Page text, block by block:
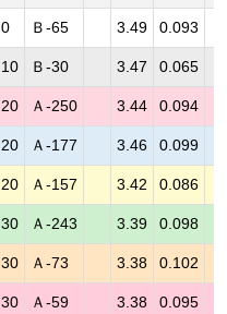
0 Ｂ-65 3.49 0.093
10 Ｂ-30 3.47 0.065
20 Ａ-250 3.44 0.094
20 Ａ-177 3.46 0.099
20 Ａ-157 3.42 0.086
30 Ａ-243 3.39 0.098
30 Ａ-73 3.38 0.102
30 Ａ-59 3.38 0.095